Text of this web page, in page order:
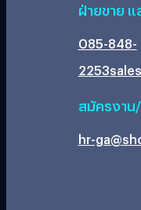
ฝ่ายขาย แ
085-848-
2253
สมัครงาน
hr-